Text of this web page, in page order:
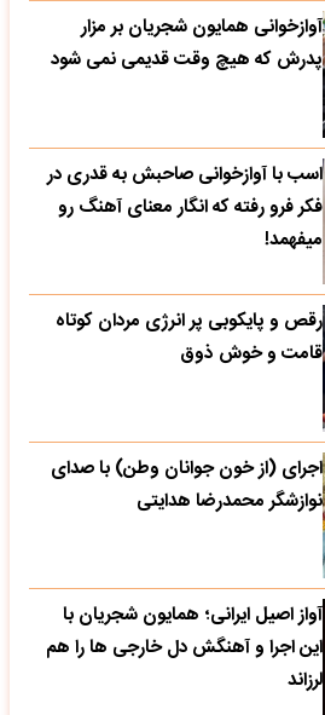
آوازخوانی همایون شجریان بر مزار
پدرش که هیچ وقت قدیمی نمی شود
اسب با آوازخوانی صاحبش به قدری در
فکر فرو رفته که انگار معنای آهنگ رو
میفهمد!
رقص و پایکوبی پر انرژی مردان کوتاه
قامت و خوش ذوق
اجرای (از خون جوانان وطن) با صدای
نوازشگر محمدرضا هدایتی
آواز اصیل ایرانی؛ همایون شجریان با
این اجرا و آهنگش دل خارجی ها را هم
لرزاند